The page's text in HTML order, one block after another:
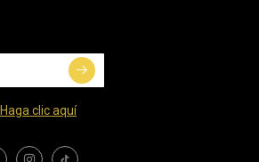
Haga clic aquí